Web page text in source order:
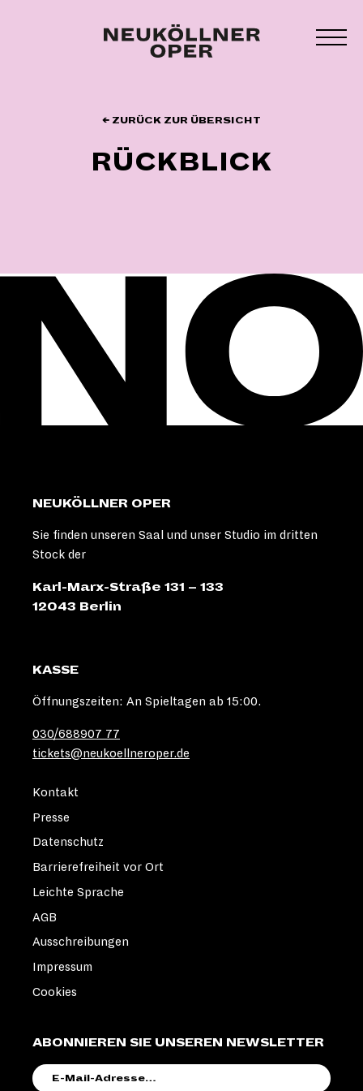
← ZURÜCK ZUR ÜBERSICHT
RÜCKBLICK
NEUKÖLLNER OPER
Sie finden unseren Saal und unser Studio im dritten
Stock der
Karl-Marx-Straße 131 – 133
12043 Berlin
KASSE
Öffnungszeiten: An Spieltagen ab 15:00.
030/688907 77
tickets@neukoellneroper.de
ABONNIEREN SIE UNSEREN NEWSLETTER
MAIL-
Kontakt
Presse
Datenschutz
Barrierefreiheit vor Ort
Leichte Sprache
AGB
Ausschreibungen
Impressum
Cookies